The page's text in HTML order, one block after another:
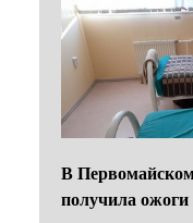
В
получила